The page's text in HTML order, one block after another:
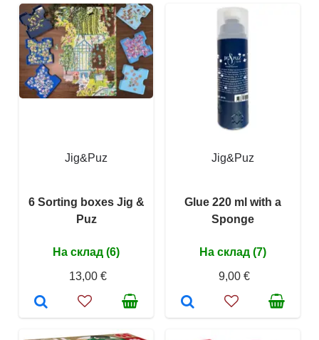
Jig&Puz
6 Sorting boxes Jig &
Puz
На склад (6)
13,00 €
Jig&Puz
Glue 220 ml with a
Sponge
На склад (7)
9,00 €